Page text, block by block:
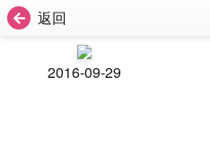
返回
2016-09-29